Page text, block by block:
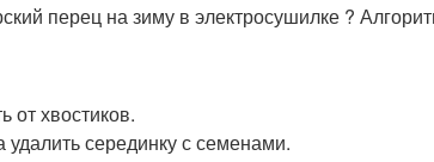
перец на зиму в электросушилке ?
от хвостиков.
серединку с семенами.